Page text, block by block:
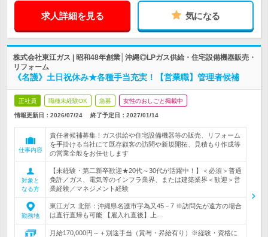
求人詳細を見る 気になる
株式会社東江ガス | 昭和48年創業│沖縄◎LPガス供給・住宅設備機器販売・
リフォーム
《名護》土日祝休み★各種手当充実！【営業職】管理者候補
正社員 職種未経験OK 急募 女性のおしごと掲載中
情報更新日：2026/07/24 終了予定日： 2027/01/14
仕事内容
責任者候補募集！ガス供給や住宅設備機器等の販売、リフォーム
を手掛ける当社にて既存顧客の訪問や新規開拓、見積もり作成等
の営業全般をお任せします
対象と
なる方
【未経験・第二新卒歓迎★20代～30代が活躍中！】＜必須＞普通
免許／ガス、電気等のインフラ業界、または建築業界＜歓迎＞営
業経験／マネジメント経験
勤務地
東江ガス 北部：沖縄県名護市字為又45－7 ※訪問先が遠方の場合
は直行直帰も可能 【雇入れ直後】上…
月給170,000円～＋別途手当（賞与・昇給有り）※経験・資格に